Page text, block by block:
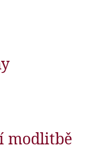
modlitbě